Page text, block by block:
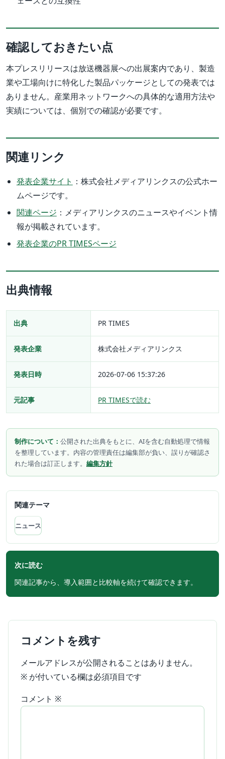
確認しておきたい点
本プレスリリースは放送機器展への出展案内であり、製造
業や工場向けに特化した製品パッケージとしての発表では
ありません。産業用ネットワークへの具体的な適用方法や
実績については、個別での確認が必要です。
関連リンク
発表企業サイト ：株式会社メディアリンクスの公式ホー
ムページです。
関連ページ ：メディアリンクスのニュースやイベント情
報が掲載されています。
発表企業のPR TIMESページ
出典情報
出典 PR TIMES
発表企業 株式会社メディアリンクス
発表日時 2026-07-06 15:37:26
元記事 PR TIMESで読む
制作について： 公開された出典をもとに、AIを含む自動処理で情報
を整理しています。内容の管理責任は編集部が負い、誤りが確認さ
れた場合は訂正します。 編集方針
関連テーマ
ニュース
次に読む
関連記事から、導入範囲と比較軸を続けて確認できます。
コメントを残す
メールアドレスが公開されることはありません。
※ が付いている欄は必須項目です
コメント ※